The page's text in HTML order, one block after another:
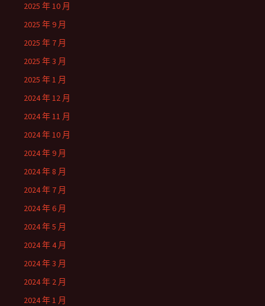
2025 年 10 月
2025 年 9 月
2025 年 7 月
2025 年 3 月
2025 年 1 月
2024 年 12 月
2024 年 11 月
2024 年 10 月
2024 年 9 月
2024 年 8 月
2024 年 7 月
2024 年 6 月
2024 年 5 月
2024 年 4 月
2024 年 3 月
2024 年 2 月
2024 年 1 月